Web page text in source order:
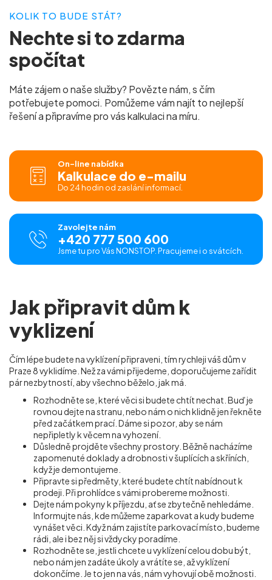
KOLIK TO BUDE STÁT?
Nechte si tozdarma
spočítat
Máte zájem o naše služby? Povězte nám, s čím
potřebujete pomoci. Pomůžeme vám najít to nejlepší
řešení a připravíme pro váskalkulaci na míru.
On-line nabídka
Kalkulace do e-mailu
Do 24 hodin od zaslání informací.
Zavolejte nám
+420 777 500 600
Jsme tu pro Vás NONSTOP. Pracujeme i o svátcích.
Jak připravit dům k
vyklizení
Čím lépe budete na vyklízení připraveni, tím rychleji váš dům v
Praze 8 vyklidíme. Než za vámi přijedeme, doporučujeme zařídit
pár nezbytností, aby všechno běželo, jak má.
Rozhodněte se, které věci si budete chtít nechat. Buď je
rovnou dejte na stranu, nebo nám o nich klidně jen řekněte
před začátkem prací. Dáme si pozor, aby se nám
nepřipletly k věcem na vyhození.
Důsledně projděte všechny prostory. Běžně nacházíme
zapomenuté doklady a drobnosti v šuplících a skříních,
když je demontujeme.
Připravte si předměty, které budete chtít nabídnout k
prodeji. Při prohlídce s vámi probereme možnosti.
Dejte nám pokyny k příjezdu, ať se zbytečně nehledáme.
Informujte nás, kde můžeme zaparkovat a kudy budeme
vynášet věci. Když nám zajistíte parkovací místo, budeme
rádi, ale i bez něj si vždycky poradíme.
Rozhodněte se, jestli chcete u vyklízení celou dobu být,
nebo nám jen zadáte úkoly a vrátíte se, až vyklízení
dokončíme. Je to jen na vás, nám vyhovují obě možnosti.